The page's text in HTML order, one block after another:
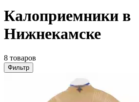
Калоприемники в
Нижнекамске
8 товаров
Фильтр